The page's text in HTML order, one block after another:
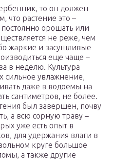
то он должен
что растение это –
орошать или
не реже, чем
жаркие и засушливые
еще чаще –
в неделю. Культура
сильное увлажнение,
даже в водоемы на
сантиметров, не более.
был завершен, почву
а всю сорную траву –
уже есть опыт в
для удержания влаги в
круге большое
а также другие